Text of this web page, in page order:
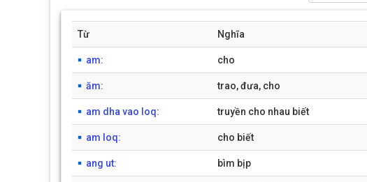
Từ Nghĩa
am: cho
ăm: trao, đưa, cho
am dha vao loq: truyền cho nhau biết
am loq: cho biết
ang ut: bìm bịp